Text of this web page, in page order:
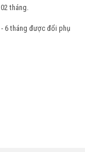
tháng.
- 6 tháng được đổi phụ